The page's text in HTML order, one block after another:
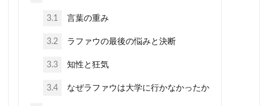
3.1 言葉の重み
3.2 ラファウの最後の悩みと決断
3.3 知性と狂気
3.4 なぜラファウは大学に行かなかったか